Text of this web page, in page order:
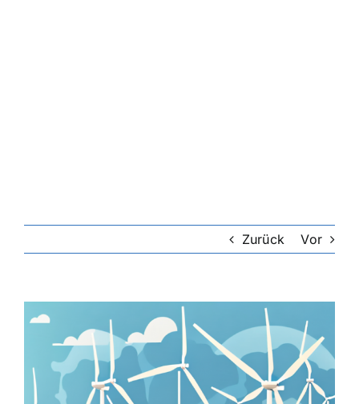
Zurück Vor
Zeige
grösseres